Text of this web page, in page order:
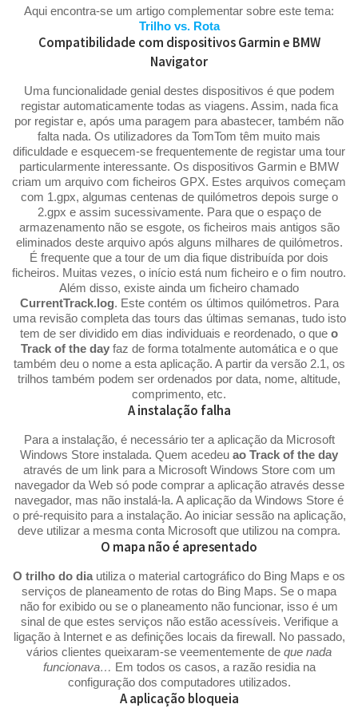
Aqui encontra-se um artigo complementar sobre este tema:
Trilho vs. Rota
Compatibilidade com dispositivos Garmin e BMW
Navigator
Uma funcionalidade genial destes dispositivos é que podem
registar automaticamente todas as viagens. Assim, nada fica
por registar e, após uma paragem para abastecer, também não
falta nada. Os utilizadores da TomTom têm muito mais
dificuldade e esquecem-se frequentemente de registar uma tour
particularmente interessante. Os dispositivos Garmin e BMW
criam um arquivo com ficheiros GPX. Estes arquivos começam
com 1.gpx, algumas centenas de quilómetros depois surge o
2.gpx e assim sucessivamente. Para que o espaço de
armazenamento não se esgote, os ficheiros mais antigos são
eliminados deste arquivo após alguns milhares de quilómetros.
É frequente que a tour de um dia fique distribuída por dois
ficheiros. Muitas vezes, o início está num ficheiro e o fim noutro.
Além disso, existe ainda um ficheiro chamado
CurrentTrack.log. Este contém os últimos quilómetros. Para
uma revisão completa das tours das últimas semanas, tudo isto
tem de ser dividido em dias individuais e reordenado, o que o
Track of the dayfaz de forma totalmente automática e o que
também deu o nome a esta aplicação. A partir da versão 2.1, os
trilhos também podem ser ordenados por data, nome, altitude,
comprimento, etc.
A instalação falha
Para a instalação, é necessário ter a aplicação da Microsoft
Windows Store instalada. Quem acedeu ao Track of the day
através de um link para a Microsoft Windows Store com um
navegador da Web só pode comprar a aplicação através desse
navegador, mas não instalá-la. A aplicação da Windows Store é
o pré-requisito para a instalação. Ao iniciar sessão na aplicação,
deve utilizar a mesma conta Microsoft que utilizou na compra.
O mapa não é apresentado
O trilho do dia utiliza o material cartográfico do Bing Maps e os
serviços de planeamento de rotas do Bing Maps. Se o mapa
não for exibido ou se o planeamento não funcionar, isso é um
sinal de que estes serviços não estão acessíveis. Verifique a
ligação à Internet e as definições locais da firewall. No passado,
vários clientes queixaram-se veementemente de que nada
funcionava… Em todos os casos, a razão residia na
configuração dos computadores utilizados.
A aplicação bloqueia